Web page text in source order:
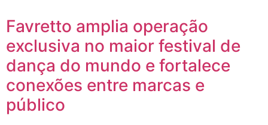
Favretto amplia operação
exclusiva no maior festival de
dança do mundo e fortalece
conexões entre marcas e
público